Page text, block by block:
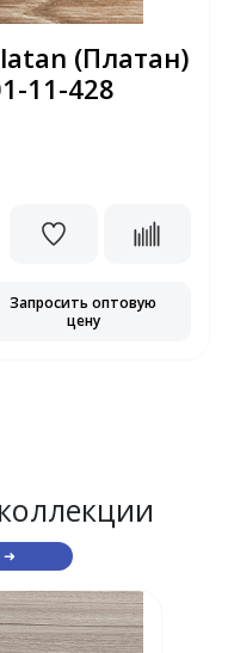
(Платан)
11-428
Запросить оптовую
цену